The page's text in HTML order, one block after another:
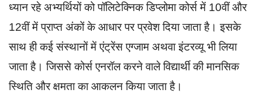
ध्यान रहे अभ्यर्थियों को पॉलिटेक्निक डिप्लोमा कोर्स में 10वीं और
12वीं में प्राप्त अंकों के आधार पर प्रवेश दिया जाता है। इसके
साथ ही कई संस्थानों में एंट्रेंस एग्जाम अथवा इंटरव्यू भी लिया
जाता है। जिससे कोर्स एनरॉल करने वाले विद्यार्थी की मानसिक
स्थिति और क्षमता का आकलन किया जाता है।